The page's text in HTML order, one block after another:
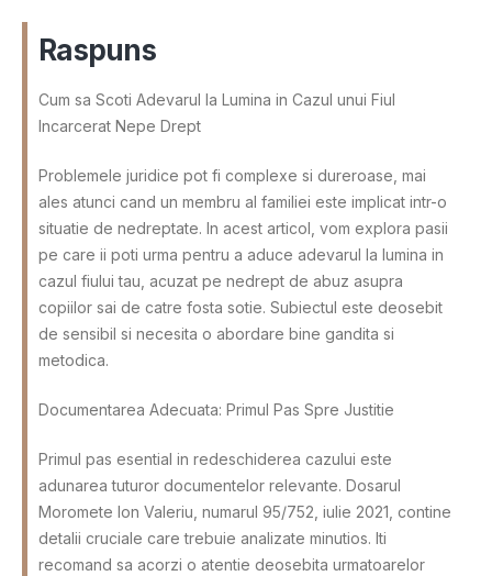
Raspuns
Cum sa Scoti Adevarul la Lumina in Cazul unui Fiul
Incarcerat Nepe Drept
Problemele juridice pot fi complexe si dureroase, mai
ales atunci cand un membru al familiei este implicat intr-o
situatie de nedreptate. In acest articol, vom explora pasii
pe care ii poti urma pentru a aduce adevarul la lumina in
cazul fiului tau, acuzat pe nedrept de abuz asupra
copiilor sai de catre fosta sotie. Subiectul este deosebit
de sensibil si necesita o abordare bine gandita si
metodica.
Documentarea Adecuata: Primul Pas Spre Justitie
Primul pas esential in redeschiderea cazului este
adunarea tuturor documentelor relevante. Dosarul
Moromete Ion Valeriu, numarul 95/752, iulie 2021, contine
detalii cruciale care trebuie analizate minutios. Iti
recomand sa acorzi o atentie deosebita urmatoarelor